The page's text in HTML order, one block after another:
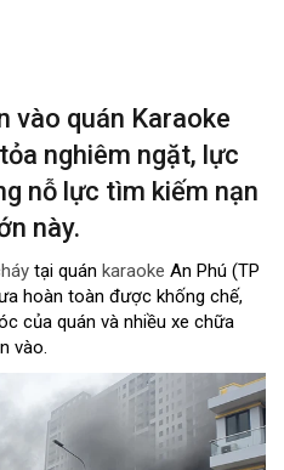
vào quán Karaoke
nghiêm ngặt, lực
nỗ lực tìm kiếm nạn
này.
tại quán karaoke An Phú (TP
hoàn toàn được khống chế,
của quán và nhiều xe chữa
vào.